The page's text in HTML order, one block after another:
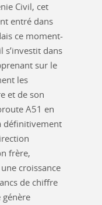
Civil, cet
entré dans
ce moment-
s’investit dans
sur le
les
et de son
A51 en
définitivement
frère,
croissance
de chiffre
génère